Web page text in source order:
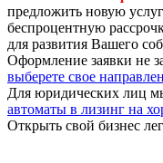
предложить новую
беспроцентную
для развития Вашего
Оформление заявки не
выберете свое
Для юридических лиц
автоматы в лизинг на
Открыть свой бизнес